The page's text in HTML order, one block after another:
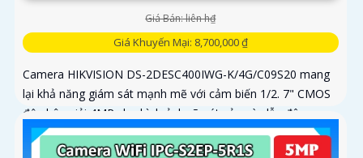
Giá Bán: liên h₫
Giá Khuyến Mại: 8,700,000 ₫
Camera HIKVISION DS-2DESC400IWG-K/4G/C09S20 mang
lại khả năng giám sát mạnh mẽ với cảm biến 1/2. 7" CMOS
độ phân giải 4MP cho hình ảnh rõ nét cả ngày lẫn đêm